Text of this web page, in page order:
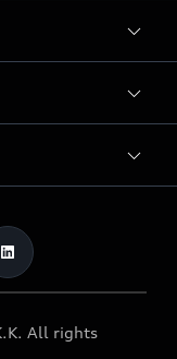
All rights